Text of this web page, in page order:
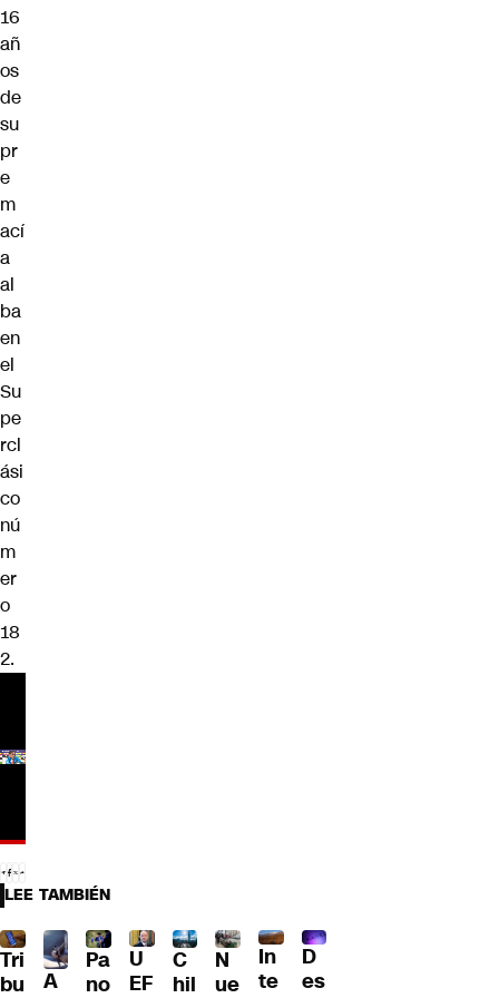
16
añ
os
de
su
pr
e
m
ací
a
al
ba
en
el
Su
pe
rcl
ási
co
nú
m
er
o
18
2.
LEE TAMBIÉN
Tri
bu
A
Pa
no
U
EF
C
hil
N
ue
In
te
D
es